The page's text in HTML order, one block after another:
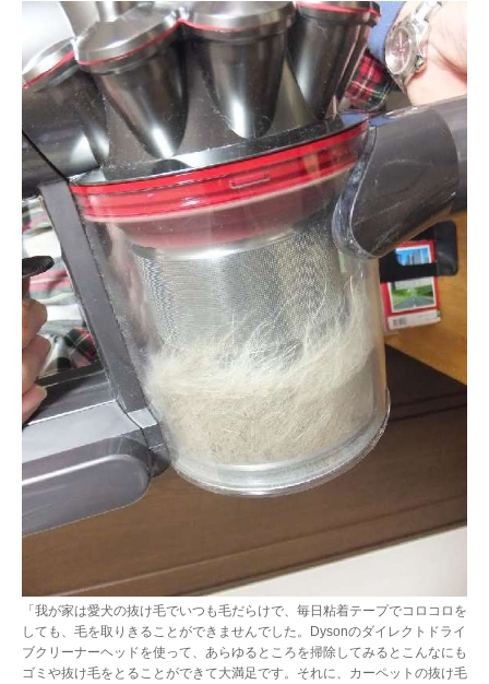
「我が家は愛犬の抜け毛でいつも毛だらけで、毎日粘着テープでコロコロを
しても、毛を取りきることができませんでした。Dysonのダイレクトドライ
ブクリーナーヘッドを使って、あらゆるところを掃除してみるとこんなにも
ゴミや抜け毛をとることができて大満足です。それに、カーペットの抜け毛
pecodogs
いぬ部をフォロー
pecocats
ねこ部をフォロー
アプリをダウンロードする